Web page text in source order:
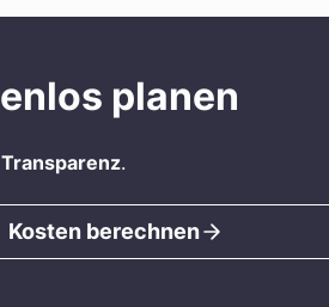
planen
.
Kosten berechnen